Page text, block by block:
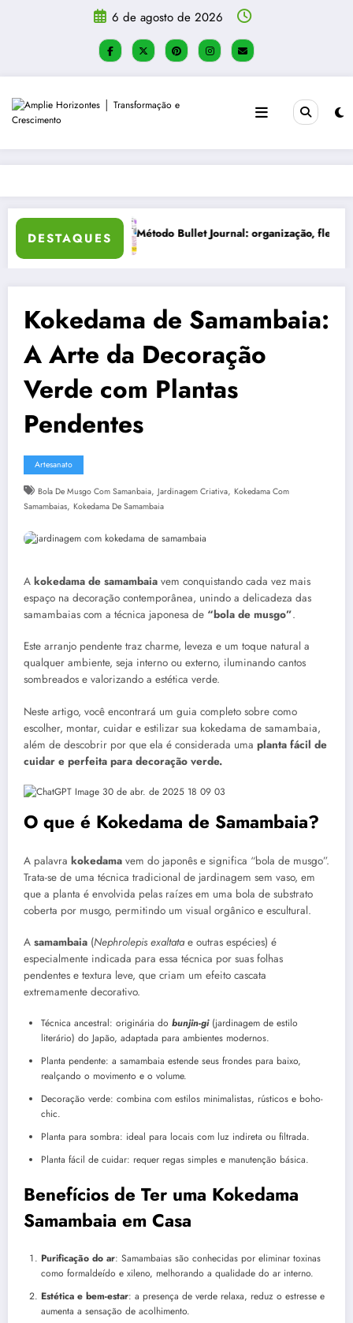
6 de agosto de 2026
DESTAQUES
criatividade Como Criar um Diário de Autoconhecimento
Kokedama de Samambaia:
A Arte da Decoração
Verde com Plantas
Pendentes
Artesanato
Bola De Musgo Com Samanbaia, Jardinagem Criativa, Kokedama Com
Samambaias, Kokedama De Samambaia
A kokedama de samambaia vem conquistando cada vez mais
espaço na decoração contemporânea, unindo a delicadeza das
samambaias com a técnica japonesa de “bola de musgo”.
Este arranjo pendente traz charme, leveza e um toque natural a
qualquer ambiente, seja interno ou externo, iluminando cantos
sombreados e valorizando a estética verde.
Neste artigo, você encontrará um guia completo sobre como
escolher, montar, cuidar e estilizar sua kokedama de samambaia,
além de descobrir por que ela é considerada uma planta fácil de
cuidar e perfeita para decoração verde.
O que é Kokedama de Samambaia?
A palavra kokedama vem do japonês e significa “bola de musgo”.
Trata-se de uma técnica tradicional de jardinagem sem vaso, em
que a planta é envolvida pelas raízes em uma bola de substrato
coberta por musgo, permitindo um visual orgânico e escultural.
A samambaia (Nephrolepis exaltatae outras espécies) é
especialmente indicada para essa técnica por suas folhas
pendentes e textura leve, que criam um efeito cascata
extremamente decorativo.
Técnica ancestral: originária do bunjin-gi (jardinagem de estilo
literário) do Japão, adaptada para ambientes modernos.
Planta pendente: a samambaia estende seus frondes para baixo,
realçando o movimento e o volume.
Decoração verde: combina com estilos minimalistas, rústicos e boho-
chic.
Planta para sombra: ideal para locais com luz indireta ou filtrada.
Planta fácil de cuidar: requer regas simples e manutenção básica.
Benefícios de Ter uma Kokedama
Samambaia em Casa
Purificação do ar: Samambaias são conhecidas por eliminar toxinas
como formaldeído e xileno, melhorando a qualidade do ar interno.
Estética e bem-estar: a presença de verde relaxa, reduz o estresse e
aumenta a sensação de acolhimento.